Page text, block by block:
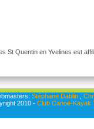
St Quentin en Yvelines est
Stéphane Dablin,
2010 - Club Canoë-Kayak